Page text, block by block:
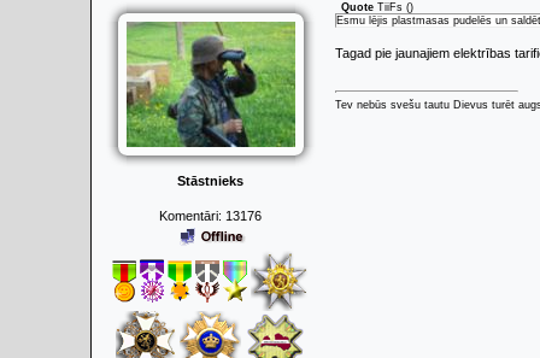
Stāstnieks
Komentāri: 13176
Quote TiiFs ()
Esmu lējis plastmasas pudelēs un
Tagad pie jaunajiem elektrības
Tev nebūs svešu tautu Dievus turēt